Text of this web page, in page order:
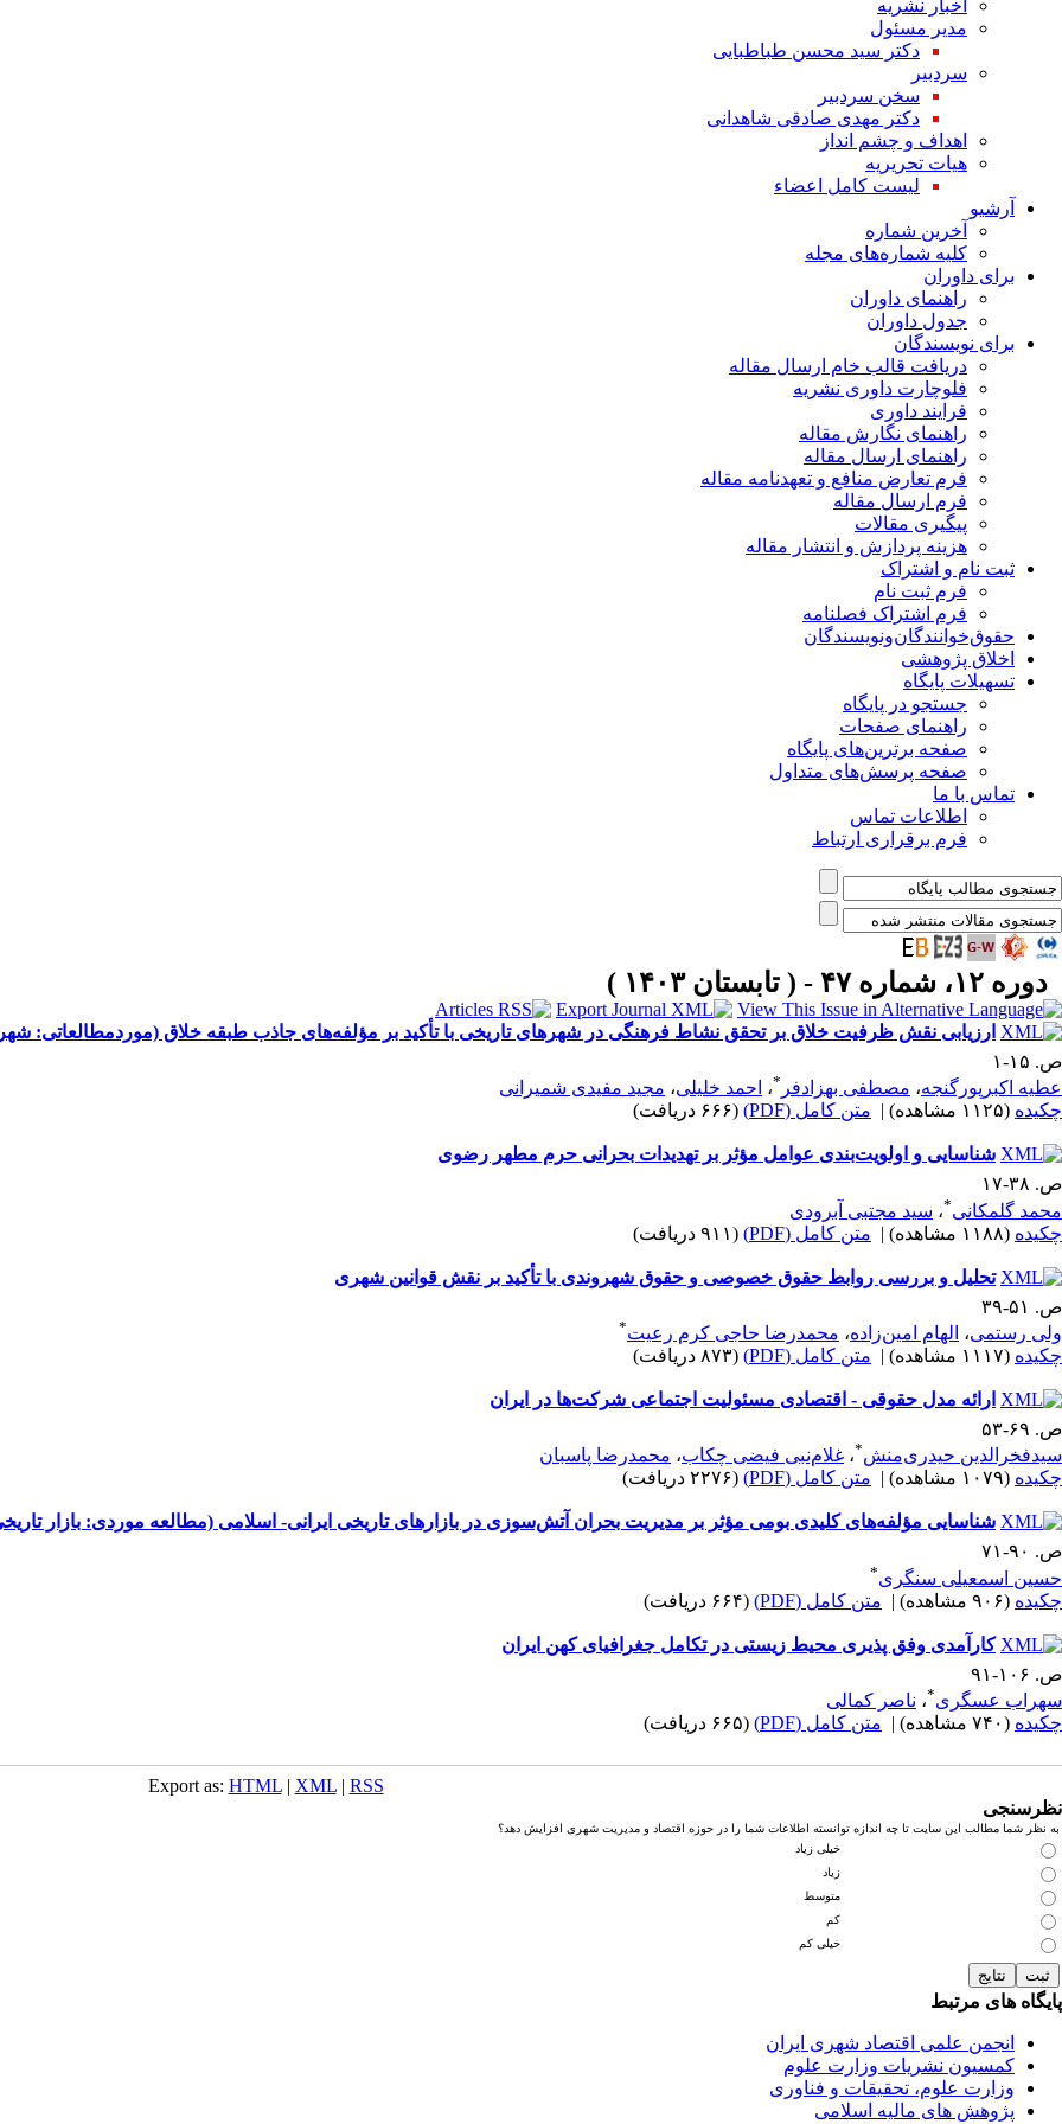
اخبار نشریه
مدیر مسئول
دکتر سید محسن طباطبایی
سردبیر
سخن سردبیر
دکتر مهدی صادقی شاهدانی
اهداف و چشم انداز
هیات تحریریه
لیست کامل اعضاء
آرشیو
آخرین شماره
کلیه شماره‌های مجله
برای داوران
راهنمای داوران
جدول داوران
برای نویسندگان
دریافت قالب خام ارسال مقاله
فلوچارت داوری نشریه
فرایند داوری
راهنمای نگارش مقاله
راهنمای ارسال مقاله
فرم تعارض منافع و تعهدنامه مقاله
فرم ارسال مقاله
پیگیری مقالات
هزینه پردازش و انتشار مقاله
ثبت نام و اشتراک
فرم ثبت نام
فرم اشتراک فصلنامه
حقوق‌خوانندگان‌و‌نویسندگان
اخلاق پژوهشی
تسهیلات پایگاه
جستجو در پایگاه
راهنمای صفحات
صفحه برترین‌های پایگاه
صفحه پرسش‌های متداول
تماس با ما
اطلاعات تماس
فرم برقراری ارتباط
دوره ۱۲، شماره ۴۷ - ( تابستان ۱۴۰۳ )
ارزیابی نقش ظرفیت خلاق بر تحقق نشاط فرهنگی در شهرهای تاریخی با تأکید بر مؤلفه‌های جاذب طبقه خلاق (موردمطالعاتی:
ص. ۱۵-۱
عطیه اکبرپورگنجه، مصطفی بهزادفر *، احمد خلیلی، مجید مفیدی شمیرانی
چکیده (۱۱۲۵ مشاهده) | متن کامل (PDF) (۶۶۶ دریافت)
شناسایی و اولویت‌بندی عوامل مؤثر بر تهدیدات بحرانی حرم مطهر رضوی
ص. ۳۸-۱۷
محمد گلمکانی*، سید مجتبی آبرودی
چکیده (۱۱۸۸ مشاهده) | متن کامل (PDF) (۹۱۱ دریافت)
تحلیل و بررسی روابط حقوق خصوصی و حقوق شهروندی با تأکید بر نقش قوانین شهری
ص. ۵۱-۳۹
ولی رستمی، الهام امین‌زاده، محمدرضا حاجی کرم رعیت*
چکیده (۱۱۱۷ مشاهده) | متن کامل (PDF) (۸۷۳ دریافت)
ارائه مدل حقوقی - اقتصادی مسئولیت اجتماعی شرکت‌ها در ایران
ص. ۶۹-۵۳
سیدفخرالدین حیدری‌منش*، غلام‌نبی فیضی چکاب، محمدرضا پاسبان
چکیده (۱۰۷۹ مشاهده) | متن کامل (PDF) (۲۲۷۶ دریافت)
شناسایی مؤلفه‌های کلیدی بومی مؤثر بر مدیریت بحران آتش‌سوزی در بازارهای تاریخی ایرانی- اسلامی (مطالعه موردی: بازار
ص. ۹۰-۷۱
حسین اسمعیلی سنگری*
چکیده (۹۰۶ مشاهده) | متن کامل (PDF) (۶۶۴ دریافت)
کارآمدی وفق پذیری محیط زیستی در تکامل جغرافیای کهن ایران
ص. ۱۰۶-۹۱
سهراب عسگری*، ناصر کمالی
چکیده (۷۴۰ مشاهده) | متن کامل (PDF) (۶۶۵ دریافت)
Export as: HTML| XML| RSS
نظرسنجی
به نظر شما مطالب این سایت تا چه اندازه توانسته اطلاعات شما را در حوزه اقتصاد و مدیریت شهری افزایش دهد؟
خیلی زیاد
زیاد
متوسط
کم
خیلی کم
پایگاه های مرتبط
انجمن علمی اقتصاد شهری ایران
کمسیون نشریات وزارت علوم
وزارت علوم، تحقیقات و فناوری
پژوهش های مالیه اسلامی